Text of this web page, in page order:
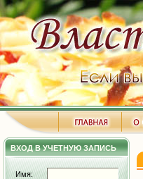
ВХОД В УЧЕТНУЮ ЗАПИСЬ
Имя: